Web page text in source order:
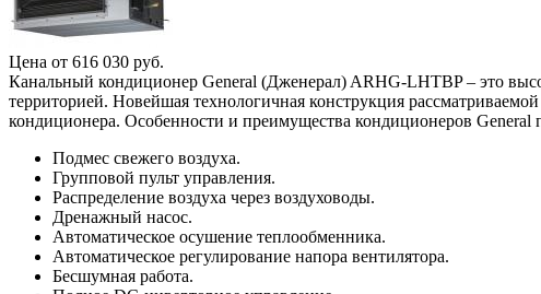
Цена от 616 030 руб.
Канальный кондиционер General (Дженерал) ARHG-LHTBP – это
территорией. Новейшая технологичная конструкция
кондиционера. Особенности и преимущества кондиционеров General
Подмес свежего воздуха.
Групповой пульт управления.
Распределение воздуха через воздуховоды.
Дренажный насос.
Автоматическое осушение теплообменника.
Автоматическое регулирование напора вентилятора.
Бесшумная работа.